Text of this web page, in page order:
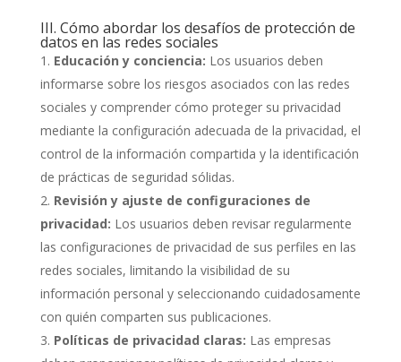
III. Cómo abordar los desafíos de protección de
datos en las redes sociales
Educación y conciencia: Los usuarios deben
informarse sobre los riesgos asociados con las redes
sociales y comprender cómo proteger su privacidad
mediante la configuración adecuada de la privacidad, el
control de la información compartida y la identificación
de prácticas de seguridad sólidas.
Revisión y ajuste de configuraciones de
privacidad: Los usuarios deben revisar regularmente
las configuraciones de privacidad de sus perfiles en las
redes sociales, limitando la visibilidad de su
información personal y seleccionando cuidadosamente
con quién comparten sus publicaciones.
Políticas de privacidad claras: Las empresas